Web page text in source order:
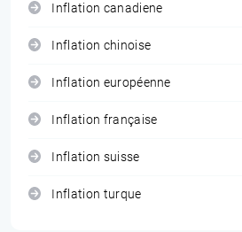
Inflation canadiene
Inflation chinoise
Inflation européenne
Inflation française
Inflation suisse
Inflation turque